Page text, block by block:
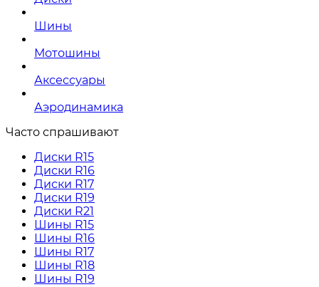
Шины
Мотошины
Аксессуары
Аэродинамика
Часто спрашивают
Диски R15
Диски R16
Диски R17
Диски R19
Диски R21
Шины R15
Шины R16
Шины R17
Шины R18
Шины R19